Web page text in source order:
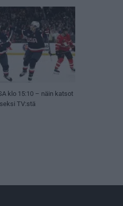
klo 15:10 – näin katsot
TV:stä